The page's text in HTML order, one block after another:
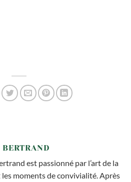
BERTRAND
est passionné par l’art de la
moments de convivialité. Après